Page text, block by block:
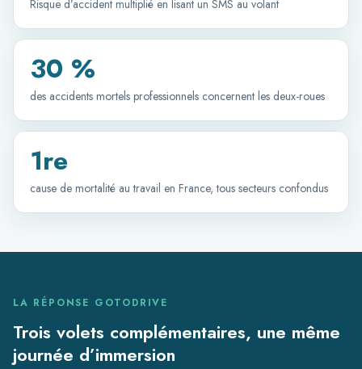
Risque d’accident multiplié en lisant un SMS au volant
30 %
des accidents mortels professionnels concernent les deux-roues
1re
cause de mortalité au travail en France, tous secteurs confondus
LA RÉPONSE GOTODRIVE
Trois volets complémentaires, une même
journée d’immersion